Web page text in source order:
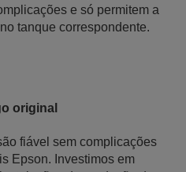
e só permitem a
tanque correspondente.
original
fiável sem complicações
Epson. Investimos em